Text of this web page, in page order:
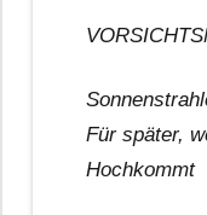
Für später,
Hochkommt